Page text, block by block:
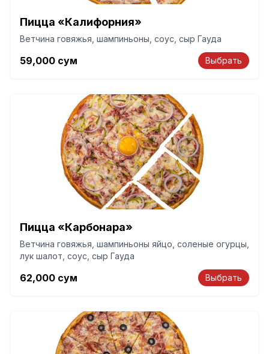
Пицца «Калифорния»
Ветчина говяжья, шампиньоны, соус, сыр Гауда
59,000 сум Выбрать
Пицца «Карбонара»
Ветчина говяжья, шампиньоны яйцо, соленые огурцы,
лук шалот, соус, сыр Гауда
62,000 сум Выбрать